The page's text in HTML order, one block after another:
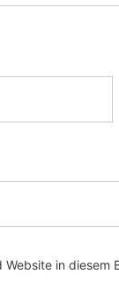
Website in